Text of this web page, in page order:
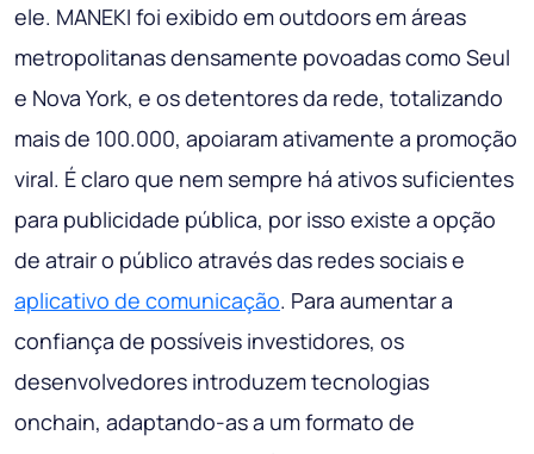
ele. MANEKI foi exibido em outdoors em áreas
metropolitanas densamente povoadas como Seul
e Nova York, e os detentores da rede, totalizando
mais de 100.000, apoiaram ativamente a promoção
viral. É claro que nem sempre há ativos suficientes
para publicidade pública, por isso existe a opção
de atrair o público através das redes sociais e
aplicativo de comunicação. Para aumentar a
confiança de possíveis investidores, os
desenvolvedores introduzem tecnologias
onchain, adaptando-as a um formato de